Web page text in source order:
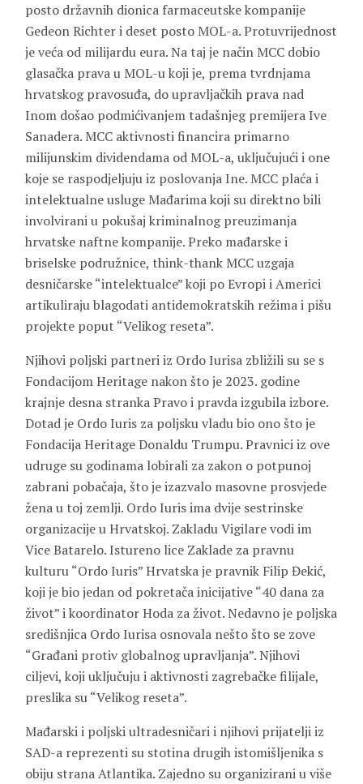
posto državnih dionica farmaceutske kompanije
Gedeon Richter i deset posto MOL-a. Protuvrijednost
je veća od milijardu eura. Na taj je način MCC dobio
glasačka prava u MOL-u koji je, prema tvrdnjama
hrvatskog pravosuđa, do upravljačkih prava nad
Inom došao podmićivanjem tadašnjeg premijera Ive
Sanadera. MCC aktivnosti financira primarno
milijunskim dividendama od MOL-a, uključujući i one
koje se raspodjeljuju iz poslovanja Ine. MCC plaća i
intelektualne usluge Mađarima koji su direktno bili
involvirani u pokušaj kriminalnog preuzimanja
hrvatske naftne kompanije. Preko mađarske i
briselske podružnice, think-thank MCC uzgaja
desničarske “intelektualce” koji po Evropi i Americi
artikuliraju blagodati antidemokratskih režima i pišu
projekte poput “Velikog reseta”.
Njihovi poljski partneri iz Ordo Iurisa zbližili su se s
Fondacijom Heritage nakon što je 2023. godine
krajnje desna stranka Pravo i pravda izgubila izbore.
Dotad je Ordo Iuris za poljsku vladu bio ono što je
Fondacija Heritage Donaldu Trumpu. Pravnici iz ove
udruge su godinama lobirali za zakon o potpunoj
zabrani pobačaja, što je izazvalo masovne prosvjede
žena u toj zemlji. Ordo Iuris ima dvije sestrinske
organizacije u Hrvatskoj. Zakladu Vigilare vodi im
Vice Batarelo. Istureno lice Zaklade za pravnu
kulturu “Ordo Iuris” Hrvatska je pravnik Filip Đekić,
koji je bio jedan od pokretača inicijative “40 dana za
život” i koordinator Hoda za život. Nedavno je poljska
središnjica Ordo Iurisa osnovala nešto što se zove
“Građani protiv globalnog upravljanja”. Njihovi
ciljevi, koji uključuju i aktivnosti zagrebačke filijale,
preslika su “Velikog reseta”.
Mađarski i poljski ultradesničari i njihovi prijatelji iz
SAD-a reprezenti su stotina drugih istomišljenika s
obiju strana Atlantika. Zajedno su organizirani u više